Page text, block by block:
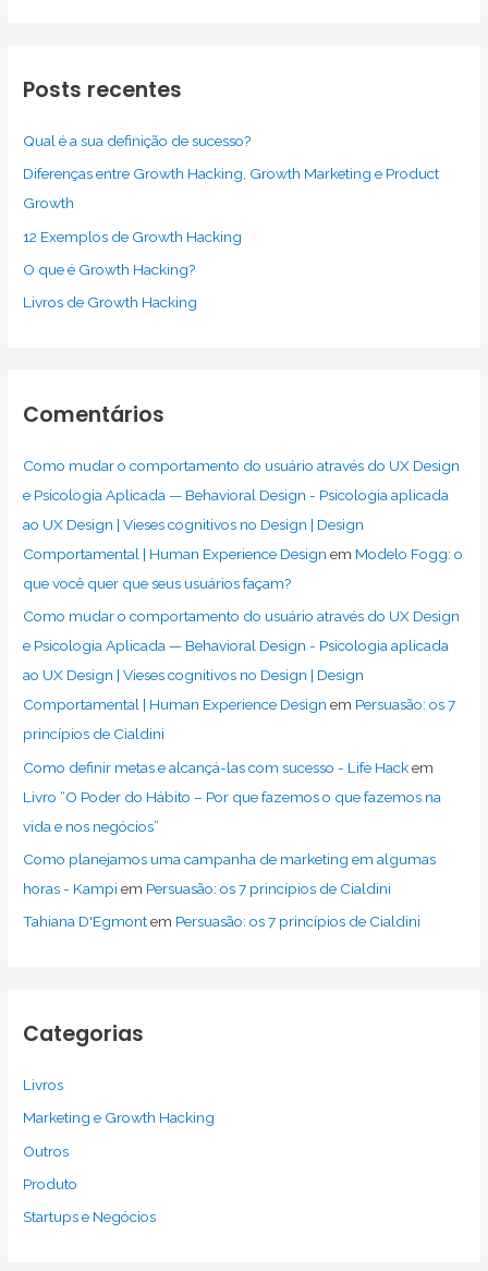
Posts recentes
Qual é a sua definição de sucesso?
Diferenças entre Growth Hacking, Growth Marketing e Product
Growth
12 Exemplos de Growth Hacking
O que é Growth Hacking?
Livros de Growth Hacking
Comentários
Como mudar o comportamento do usuário através do UX Design
e Psicologia Aplicada — Behavioral Design - Psicologia aplicada
ao UX Design | Vieses cognitivos no Design | Design
Comportamental | Human Experience Design em Modelo Fogg: o
que você quer que seus usuários façam?
Como mudar o comportamento do usuário através do UX Design
e Psicologia Aplicada — Behavioral Design - Psicologia aplicada
ao UX Design | Vieses cognitivos no Design | Design
Comportamental | Human Experience Design em Persuasão: os 7
princípios de Cialdini
Como definir metas e alcançá-las com sucesso - Life Hackem
Livro “O Poder do Hábito – Por que fazemos o que fazemos na
vida e nos negócios”
Como planejamos uma campanha de marketing em algumas
horas - Kampi em Persuasão: os 7 princípios de Cialdini
Tahiana D'Egmontem Persuasão: os 7 princípios de Cialdini
Categorias
Livros
Marketing e Growth Hacking
Outros
Produto
Startups e Negócios